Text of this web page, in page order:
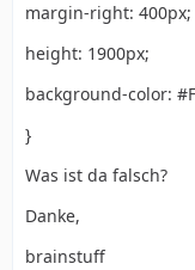
margin-right: 400px;
height: 1900px;
background-color:
}
Was ist da falsch?
Danke,
brainstuff